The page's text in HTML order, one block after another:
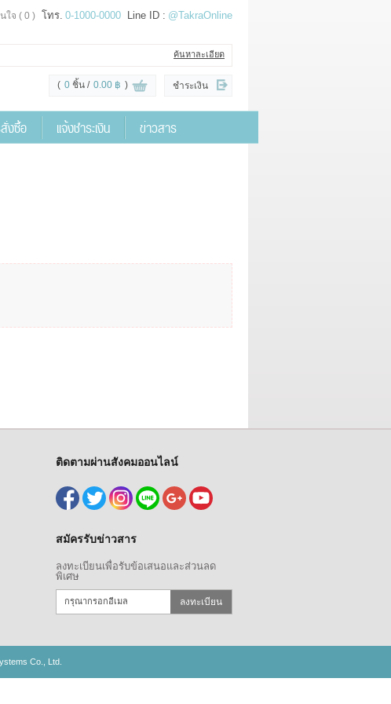
โทร. 0-1000-0000 Line ID : @TakraOnline
ใจ ( 0 )
ค้นหาละเอียด
( 0 ชิ้น 0.00 ฿ ) ชำระเงิน
งซื้อ แจ้งชำระเงิน ข่าวสาร
ติดตามผ่านสังคมออนไลน์
สมัครรับข่าวสาร
ลงทะเบียนเพื่อรับข้อเสนอและส่วนลด
พิเศษ
ลงทะเบียน
Co., Ltd.